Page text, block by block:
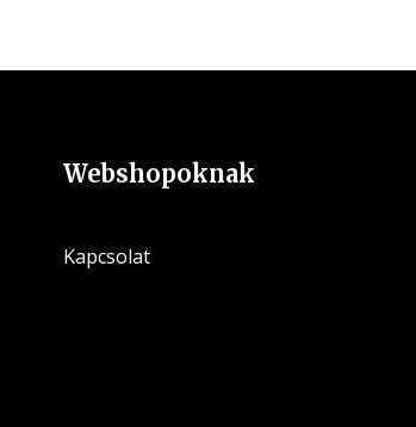
Webshopoknak
Kapcsolat